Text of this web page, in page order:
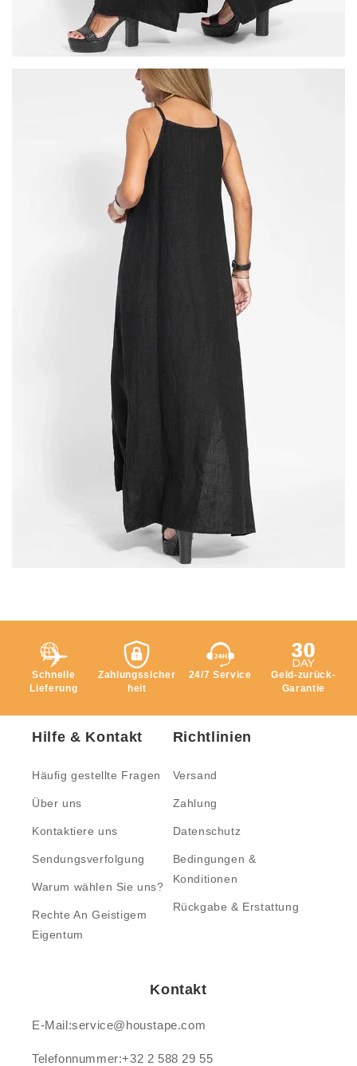
Schnelle
Lieferung
Zahlungssicher
heit
24/7 Service
Geld-zurück-
Garantie
Hilfe & Kontakt
Häufig gestellte Fragen
Über uns
Kontaktiere uns
Sendungsverfolgung
Warum wählen Sie uns?
Rechte An Geistigem
Eigentum
Richtlinien
Versand
Zahlung
Datenschutz
Bedingungen &
Konditionen
Rückgabe & Erstattung
Kontakt
E-Mail:service@houstape.com
Telefonnummer:+32 2 588 29 55